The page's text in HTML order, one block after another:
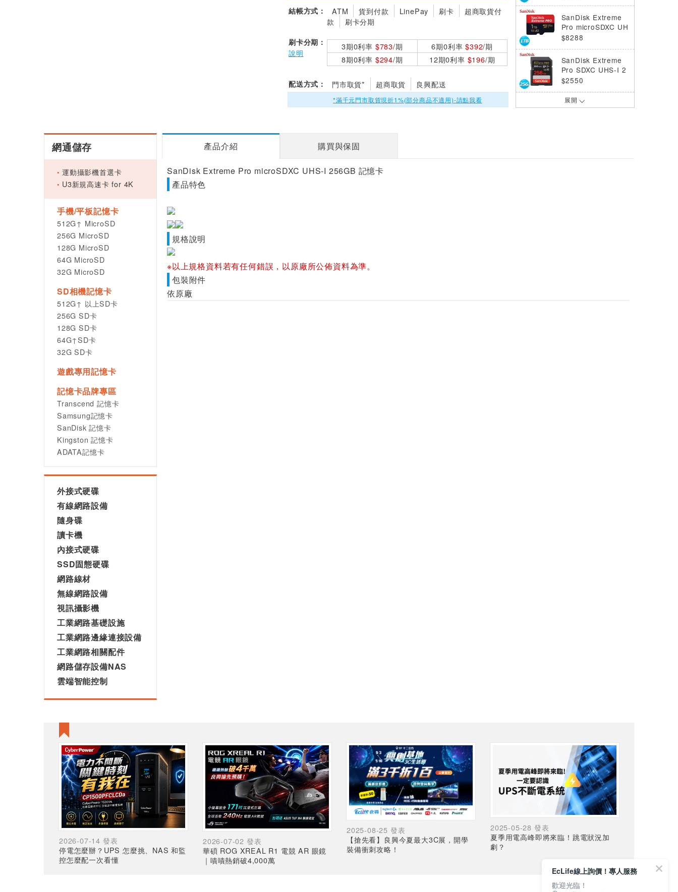
結帳方式： ATM 貨到付款 LinePay 刷卡
超商取貨付
款
刷卡分期
刷卡分期：
說明
3期0利率 $783/期 6期0利率$392/期
8期0利率 $294/期 12期0利率 $196/期
配送方式： 門市取貨* 超商取貨 良興配送
*滿千元門市取貨現折1%(部分商品不適用)-請點我看
SanDisk Extreme
Pro microSDXC UH
S-I 1TB 記憶卡
$8288
SanDisk Extreme
Pro SDXC UHS-I 2
56GB 記憶卡
$2550
SanDisk Extreme
Pro SDXC UHS-I 6
展開
網通儲存
運動攝影機首選卡
U3新規高速卡 for 4K
手機/平板記憶卡
512G↑ MicroSD
256G MicroSD
128G MicroSD
64G MicroSD
32G MicroSD
SD相機記憶卡
512G↑ 以上SD卡
256G SD卡
128G SD卡
64G↑SD卡
32G SD卡
遊戲專用記憶卡
記憶卡品牌專區
Transcend 記憶卡
Samsung記憶卡
SanDisk 記憶卡
Kingston 記憶卡
ADATA記憶卡
外接式硬碟
有線網路設備
隨身碟
讀卡機
內接式硬碟
SSD固態硬碟
網路線材
無線網路設備
視訊攝影機
工業網路基礎設施
工業網路邊緣連接設備
工業網路相關配件
網路儲存設備NAS
雲端智能控制
產品介紹 購買與保固
SanDisk Extreme Pro microSDXC UHS-I 256GB 記憶卡
產品特色
規格說明
※以上規格資料若有任何錯誤，以原廠所公佈資料為準。
包裝附件
依原廠
2026-07-14 發表
停電怎麼辦？UPS 怎麼挑、NAS 和監
控怎麼配一次看懂
2026-07-02 發表
華碩 ROG XREAL R1 電競 AR 眼鏡
｜嘖嘖熱銷破4,000萬
2025-08-25 發表
【搶先看】良興今夏最大3C展，開學
裝備衝刺攻略！
2025-05-28 發表
夏季用電高峰即將來臨！跳電狀況加
劇？
EcLife線上詢價！專人服務
歡迎光臨！